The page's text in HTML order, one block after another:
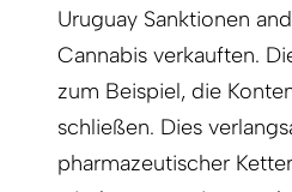
Uruguay Sanktionen
Cannabis verkauften.
zum Beispiel, die
schließen. Dies
pharmazeutischer